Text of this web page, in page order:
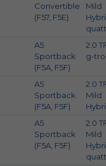
Convertible
(F57, F5E)
Mild
A5
Sportback
(F5A, F5F)
2.0
g-
A5
Sportback
(F5A, F5F)
2.0
Mild
A5
Sportback
(F5A, F5F)
2.0
Mild